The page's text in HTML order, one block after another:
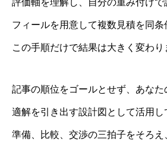
評価軸を理解し、自分の重み付けで
フィールを用意して複数見積を同条
この手順だけで結果は大きく変わり
記事の順位をゴールとせず、あな
適解を引き出す設計図として活用し
準備、比較、交渉の三拍子をそろ